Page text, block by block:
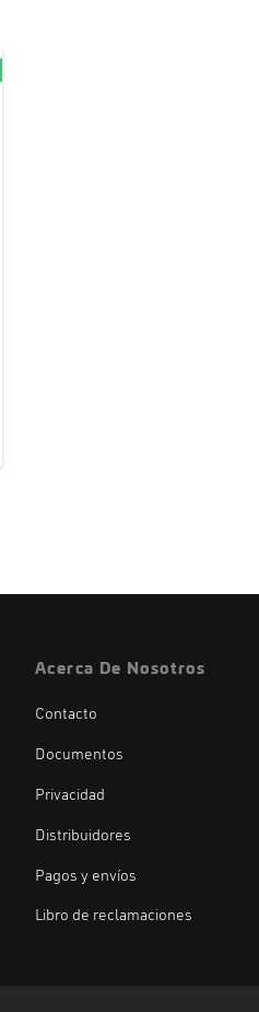
Acerca De Nosotros
Contacto
Documentos
Privacidad
Distribuidores
Pagos y envíos
Libro de reclamaciones